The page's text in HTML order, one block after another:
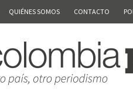
QUIÉNES SOMOS CONTACTO